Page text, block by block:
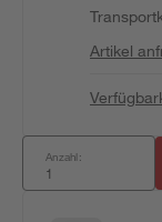
Artikel
Anzahl: